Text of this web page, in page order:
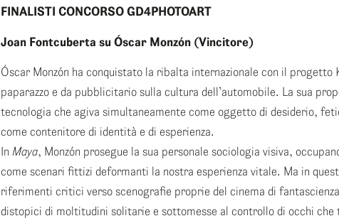
FINALISTI CONCORSO GD4PHOTOART
Joan Fontcuberta su Óscar Monzón (Vincitore)
Óscar Monzón ha conquistato la ribalta internazionale con il progetto
paparazzo e da pubblicitario sulla cultura dell’automobile. La sua
tecnologia che agiva simultaneamente come oggetto di desiderio,
come contenitore di identità e di esperienza.
In Maya, Monzón prosegue la sua personale sociologia visiva,
come scenari fittizi deformanti la nostra esperienza vitale. Ma in
riferimenti critici verso scenografie proprie del cinema di
distopici di moltitudini solitarie e sottomesse al controllo di occhi che